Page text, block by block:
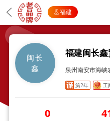
福建
闽长
鑫
福建闽长
泉州南安市海
第2年 工
0